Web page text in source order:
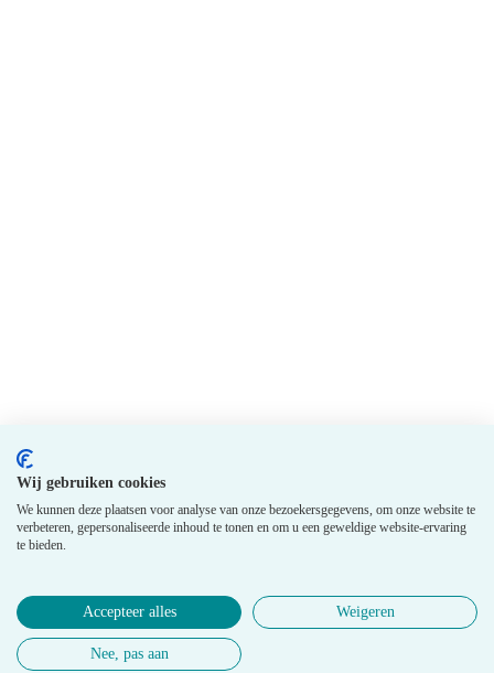
Wij gebruiken cookies
We kunnen deze plaatsen voor analyse van onze bezoekersgegevens, om onze website te
verbeteren, gepersonaliseerde inhoud te tonen en om u een geweldige website-ervaring
te bieden.
Accepteer alles Weigeren
Nee, pas aan